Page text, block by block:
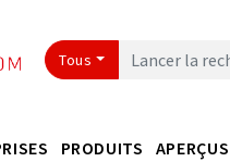
Tous
PRODUITS